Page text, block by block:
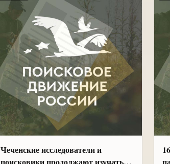
Чеченские исследователи и
поисковики продолжают изучать